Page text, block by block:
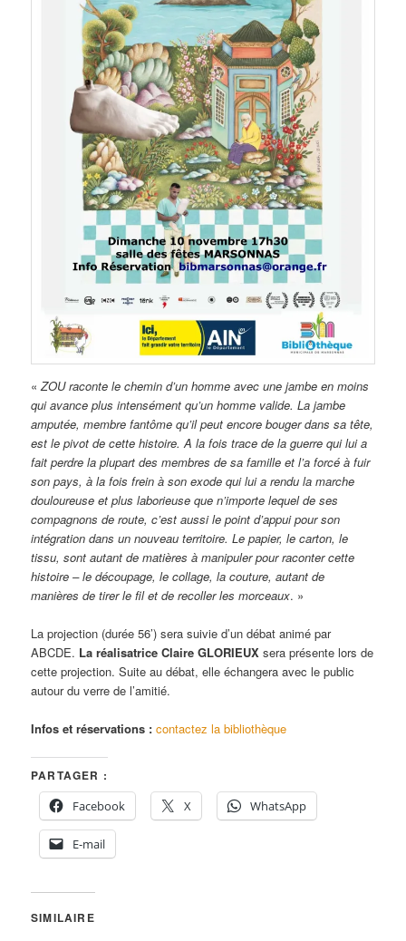
«ZOU raconte le chemin d’un homme avec une jambe en moins
qui avance plus intensément qu’un homme valide. La jambe
amputée, membre fantôme qu’il peut encore bouger dans sa tête,
est le pivot de cette histoire. A la fois trace de la guerre qui lui a
fait perdre la plupart des membres de sa famille et l’a forcé à fuir
son pays, à la fois frein à son exode qui lui a rendu la marche
douloureuse et plus laborieuse que n’importe lequel de ses
compagnons de route, c’est aussi le point d’appui pour son
intégration dans un nouveau territoire. Le papier, le carton, le
tissu, sont autant de matières à manipuler pour raconter cette
histoire – le découpage, le collage, la couture, autant de
manières de tirer le fil et de recoller les morceaux. »
La projection (durée 56’) sera suivie d’un débat animé par
ABCDE. La réalisatrice Claire GLORIEUX sera présente lors de
cette projection. Suite au débat, elle échangera avec le public
autour du verre de l’amitié.
Infos et réservations :contactez la bibliothèque
PARTAGER :
Facebook
X WhatsApp
E-mail
SIMILAIRE